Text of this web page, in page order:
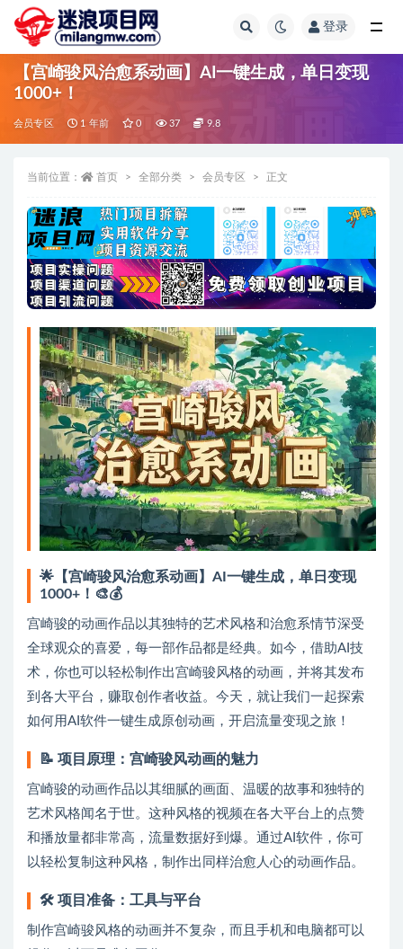
登录
【宫崎骏风治愈系动画】AI一键生成，单日变现
1000+！
会员专区 1 年前 0 37 9.8
当前位置： 首页 全部分类 会员专区 正文
🌟【宫崎骏风治愈系动画】AI一键生成，单日变现
1000+！🎨💰
宫崎骏的动画作品以其独特的艺术风格和治愈系情节深受
全球观众的喜爱，每一部作品都是经典。如今，借助AI技
术，你也可以轻松制作出宫崎骏风格的动画，并将其发布
到各大平台，赚取创作者收益。今天，就让我们一起探索
如何用AI软件一键生成原创动画，开启流量变现之旅！
📝 项目原理：宫崎骏风动画的魅力
宫崎骏的动画作品以其细腻的画面、温暖的故事和独特的
艺术风格闻名于世。这种风格的视频在各大平台上的点赞
和播放量都非常高，流量数据好到爆。通过AI软件，你可
以轻松复制这种风格，制作出同样治愈人心的动画作品。
🛠️ 项目准备：工具与平台
制作宫崎骏风格的动画并不复杂，而且手机和电脑都可以
全部